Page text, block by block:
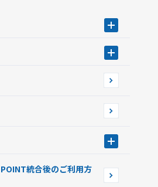
について（ネット決済）
統合後のご利用方